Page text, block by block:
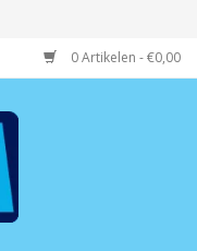
0 Artikelen - €0,00